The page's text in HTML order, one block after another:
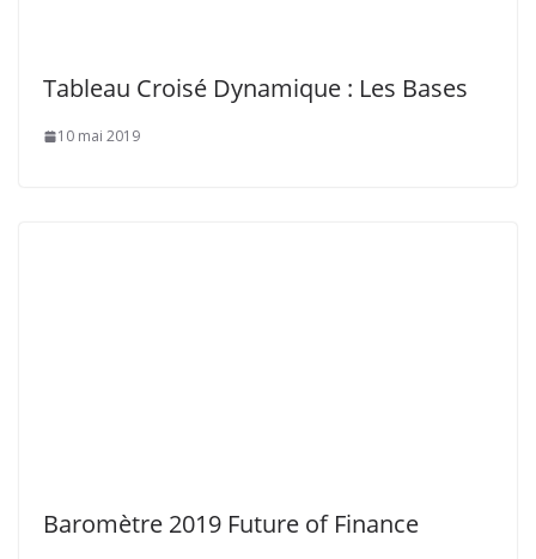
Tableau Croisé Dynamique : Les Bases
10 mai 2019
Baromètre 2019 Future of Finance